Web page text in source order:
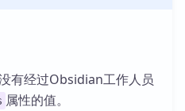
有经过Obsidian工作人员
属性的值。